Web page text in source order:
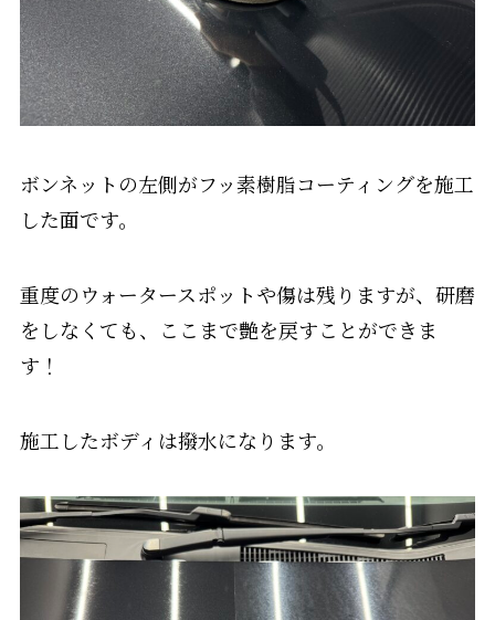
ボンネットの左側がフッ素樹脂コーティングを施工
した面です。
重度のウォータースポットや傷は残りますが、研磨
をしなくても、ここまで艶を戻すことができま
す！
施工したボディは撥水になります。